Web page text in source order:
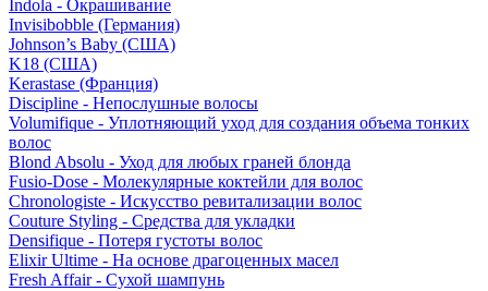
Indola - Окрашивание
Invisibobble (Германия)
Johnson’s Baby (США)
K18 (США)
Kerastase (Франция)
Discipline - Непослушные волосы
Volumifique - Уплотняющий уход для создания объема тонких
волос
Blond Absolu - Уход для любых граней блонда
Fusio-Dose - Молекулярные коктейли для волос
Chronologiste - Искусство ревитализации волос
Couture Styling - Средства для укладки
Densifique - Потеря густоты волос
Elixir Ultime - На основе драгоценных масел
Fresh Affair - Сухой шампунь